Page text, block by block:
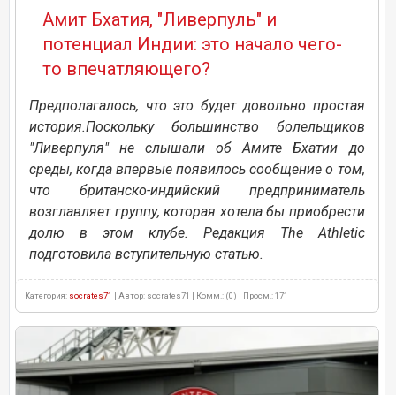
Амит Бхатия, "Ливерпуль" и
потенциал Индии: это начало чего-
то впечатляющего?
Предполагалось, что это будет довольно простая
история.Поскольку большинство болельщиков
"Ливерпуля" не слышали об Амите Бхатии до
среды, когда впервые появилось сообщение о том,
что британско-индийский предприниматель
возглавляет группу, которая хотела бы приобрести
долю в этом клубе. Редакция The Athletic
подготовила вступительную статью.
Категория: socrates71 | Автор: socrates71 | Комм.: (0) | Просм.: 171